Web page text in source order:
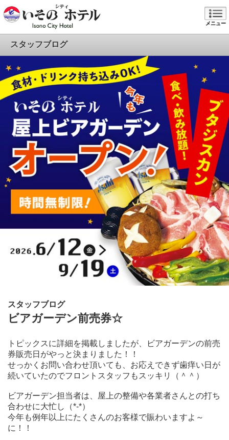
メニュー
スタッフブログ
スタッフブログ
ビアガーデン前売券☆
トピックスに詳細を掲載しましたが、ビアガーデンの前売
券販売日がやっと決まりました！！
せっかくお問い合わせ頂いても、お応えできず歯痒い日が
続いていたのでフロントスタッフもスッキリ（＾＾）
ビアガーデン担当者は、屋上の整備や各業者さんとの打ち
合わせに大忙し（*-*）
今年も例年以上にたくさんのお客様で賑わいますよ～
に！！